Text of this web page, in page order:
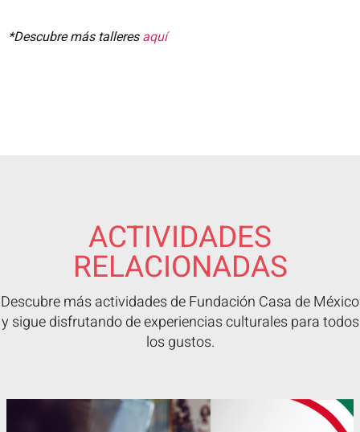
*Descubre más talleresaquí
ACTIVIDADES
RELACIONADAS
Descubre más actividades de Fundación Casa de México
y sigue disfrutando de experiencias culturales para todos
los gustos.